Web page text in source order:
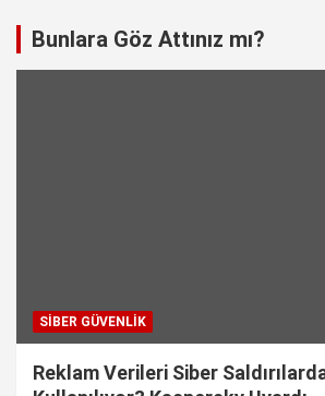
Bunlara Göz Attınız mı?
SIBER GÜVENLIK
Reklam Verileri Siber